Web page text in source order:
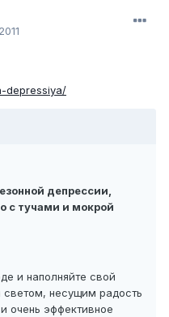
depressiya/
депрессии,
с тучами и мокрой
и наполняйте свой
несущим радость
очень эффективное